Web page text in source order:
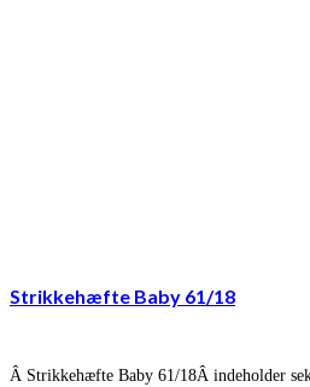
Strikkehæfte Baby 61/18
Â Strikkehæfte Baby 61/18Â indeholder